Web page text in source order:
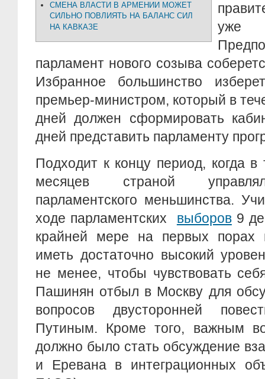
СМЕНА ВЛАСТИ В АРМЕНИИ МОЖЕТ
СИЛЬНО ПОВЛИЯТЬ НА БАЛАНС СИЛ
НА КАВКАЗЕ
уже
парламент нового созыва
Избранное большинство
премьер-министром, который в
дней должен сформировать
дней представить парламенту
Подходит к концу период, когда
месяцев страной
парламентского меньшинства.
ходе парламентских выборов9
крайней мере на первых порах
иметь достаточно высокий
не менее, чтобы чувствовать
Пашинян отбыл в Москву для
вопросов двусторонней
Путиным. Кроме того, важным
должно было стать обсуждение
и Еревана в интеграционных